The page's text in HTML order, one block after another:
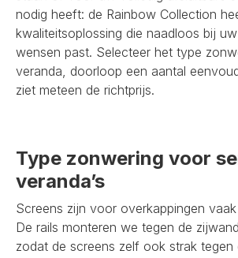
nodig heeft: de Rainbow Collection
kwaliteitsoplossing die naadloos bij
wensen past. Selecteer het type
veranda, doorloop een aantal
ziet meteen de richtprijs.
Type zonwering voor
veranda’s
Screens zijn voor overkappingen
De rails monteren we tegen de
zodat de screens zelf ook strak